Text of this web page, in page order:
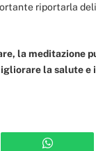
riportarla
la meditazione
la salute e